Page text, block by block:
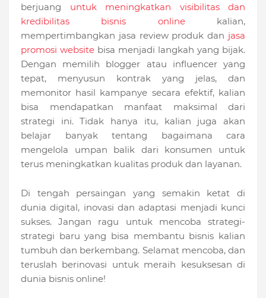
berjuang untuk meningkatkan visibilitas dan
kredibilitas bisnis onlinekalian,
mempertimbangkan jasa review produk dan jasa
promosi website bisa menjadi langkah yang bijak.
Dengan memilih blogger atau influencer yang
tepat, menyusun kontrak yang jelas, dan
memonitor hasil kampanye secara efektif, kalian
bisa mendapatkan manfaat maksimal dari
strategi ini. Tidak hanya itu, kalian juga akan
belajar banyak tentang bagaimana cara
mengelola umpan balik dari konsumen untuk
terus meningkatkan kualitas produk dan layanan.
Di tengah persaingan yang semakin ketat di
dunia digital, inovasi dan adaptasi menjadi kunci
sukses. Jangan ragu untuk mencoba strategi-
strategi baru yang bisa membantu bisnis kalian
tumbuh dan berkembang. Selamat mencoba, dan
teruslah berinovasi untuk meraih kesuksesan di
dunia bisnis online!